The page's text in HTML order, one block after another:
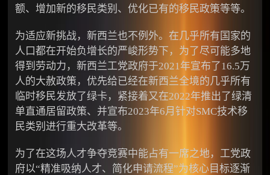
额、增加新的移民类别、优化已有的移民政策等等。
为适应新挑战，新西兰也不例外。在几乎所有国家的
人口都在开始负增长的严峻形势下，为了尽可能多地
得到劳动力，新西兰工党政府于2021年宣布了16.5万
人的大赦政策，优先给已经在新西兰全境的几乎所有
临时移民发放了绿卡，紧接着又在2022年推出了绿清
单直通居留政策、并宣布2023年6月针对SMC技术移
民类别进行重大改革等。
为了在这场人才争夺竞赛中能占有一席之地，工党政
府以“精准吸纳人才、简化申请流程”为核心目标逐渐